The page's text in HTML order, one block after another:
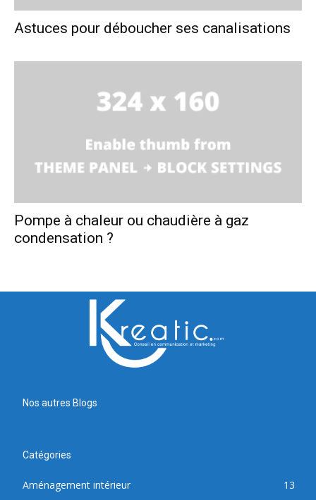
Astuces pour déboucher ses canalisations
Pompe à chaleur ou chaudière à gaz
condensation ?
Nos autres Blogs
Catégories
Aménagement intérieur
13